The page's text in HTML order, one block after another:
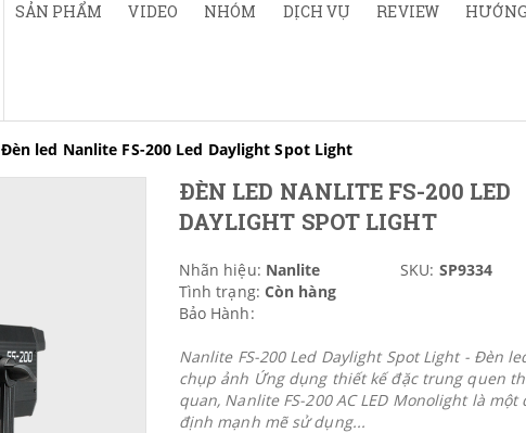
SẢN PHẨM VIDEO NHÓM DỊCH VỤ REVIEW
Đèn led Nanlite FS-200 Led Daylight Spot Light
ĐÈN LED NANLITE FS-200 LED
DAYLIGHT SPOT LIGHT
Nhãn hiệu: Nanlite SKU: SP9334
Tình trạng: Còn hàng
Bảo Hành:
Nanlite FS-200 Led Daylight Spot Light - Đèn
chụp ảnh Ứng dụng thiết kế đặc trung quen
quan, Nanlite FS-200 AC LED Monolight là một
định mạnh mẽ sử dụng...